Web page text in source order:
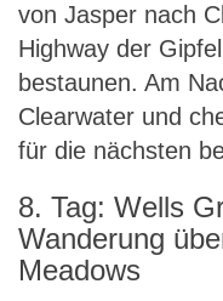
von Jasper nach
Highway der
bestaunen. Am
Clearwater und
für die nächsten
8. Tag: Wells
Wanderung
Meadows